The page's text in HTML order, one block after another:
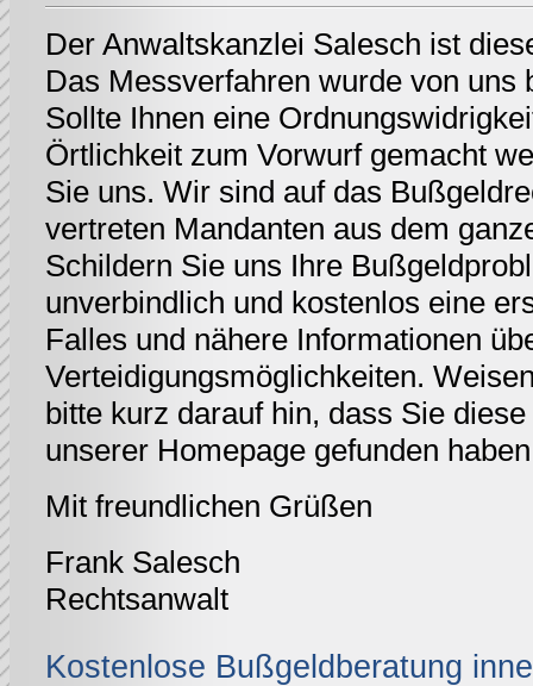
Der Anwaltskanzlei Salesch ist
Das Messverfahren wurde von uns
Sollte Ihnen eine
Örtlichkeit zum Vorwurf gemacht
Sie uns. Wir sind auf das
vertreten Mandanten aus dem
Schildern Sie uns Ihre
unverbindlich und kostenlos eine
Falles und nähere Informationen
Verteidigungsmöglichkeiten.
bitte kurz darauf hin, dass Sie
unserer Homepage gefunden
Mit freundlichen Grüßen
Frank Salesch
Rechtsanwalt
Kostenlose Bußgeldberatung